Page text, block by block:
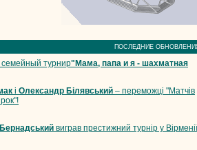
ПОСЛЕДНИЕ
семейный турнир"Мама, папа и я - шахматная
і Олександр Білявський – переможці "Матчів
Бернадський виграв престижний турнір у Вірменії